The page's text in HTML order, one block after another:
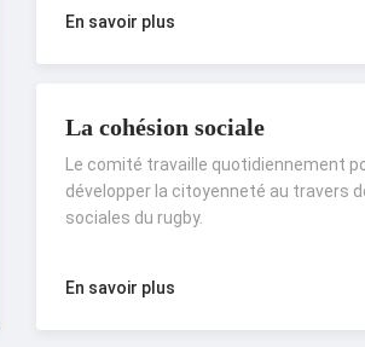
En savoir plus
La cohésion sociale
Le comité travaille quotidiennement
développer la citoyenneté au travers
sociales du rugby.
En savoir plus